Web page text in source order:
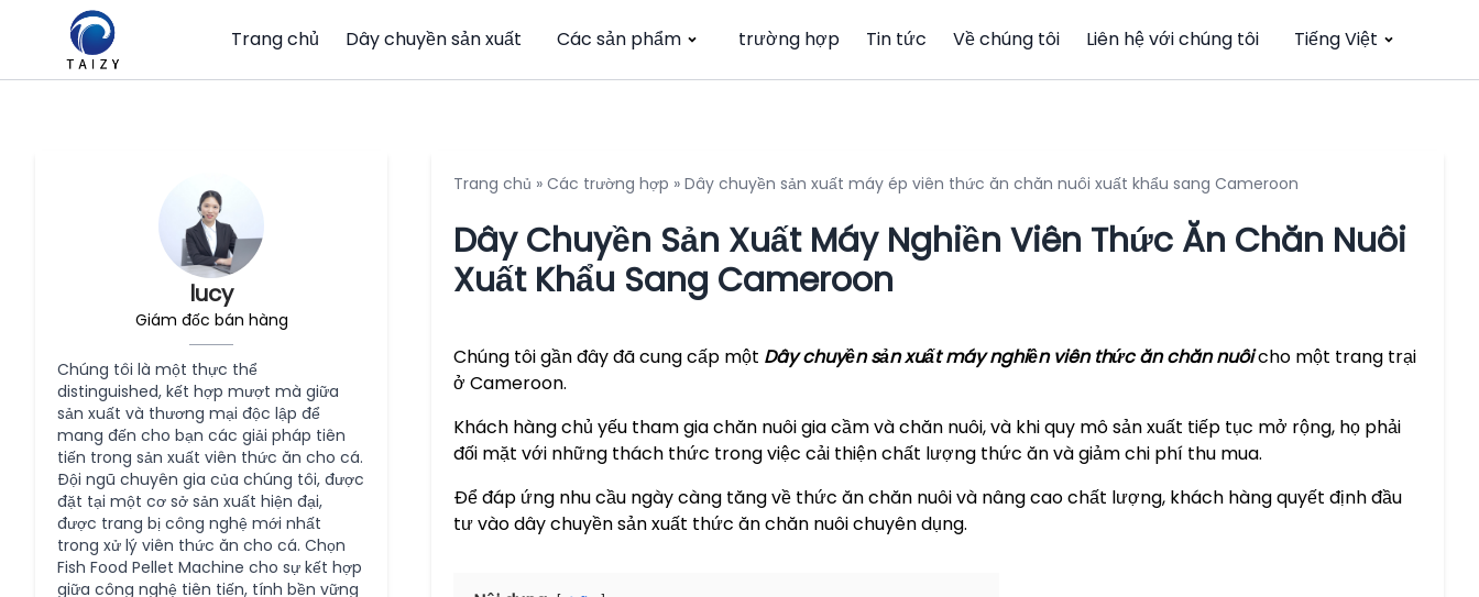
Trang chủ Dây chuyền sản xuất Các sản phẩm trường hợp Tin tức Về chúng tôi Liên hệ với chúng tôi Tiếng Việt
lucy
Giám đốc bán hàng
Chúng tôi là một thực thể
distinguished, kết hợp mượt mà giữa
sản xuất và thương mại độc lập để
mang đến cho bạn các giải pháp tiên
tiến trong sản xuất viên thức ăn cho cá.
Đội ngũ chuyên gia của chúng tôi, được
đặt tại một cơ sở sản xuất hiện đại,
được trang bị công nghệ mới nhất
trong xử lý viên thức ăn cho cá. Chọn
Fish Food Pellet Machine cho sự kết hợp
giữa công nghệ tiên tiến, tính bền vững
Trang chủ » Các trường hợp » Dây chuyền sản xuất máy ép viên thức ăn chăn nuôi xuất khẩu sang Cameroon
Dây Chuyền Sản Xuất Máy Nghiền Viên Thức Ăn Chăn Nuôi
Xuất Khẩu Sang Cameroon
Chúng tôi gần đây đã cung cấp một Dây chuyền sản xuất máy nghiền viên thức ăn chăn nuôicho một trang trại
ở Cameroon.
Khách hàng chủ yếu tham gia chăn nuôi gia cầm và chăn nuôi, và khi quy mô sản xuất tiếp tục mở rộng, họ phải
đối mặt với những thách thức trong việc cải thiện chất lượng thức ăn và giảm chi phí thu mua.
Để đáp ứng nhu cầu ngày càng tăng về thức ăn chăn nuôi và nâng cao chất lượng, khách hàng quyết định đầu
tư vào dây chuyền sản xuất thức ăn chăn nuôi chuyên dụng.